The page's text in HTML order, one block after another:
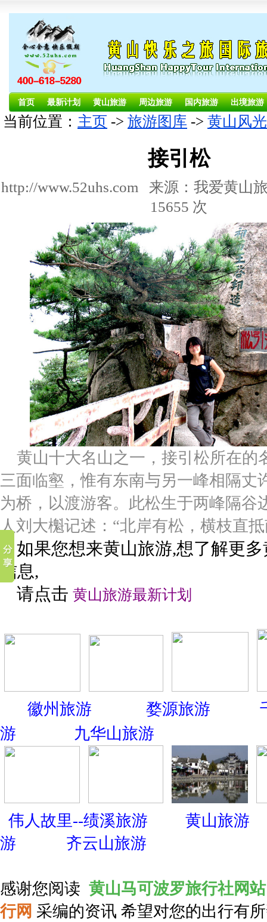
首页 最新计划 黄山旅游 周边旅游 国内旅游 出境旅游
当前位置： 主页 -> 旅游图库 -> 黄山风光
接引松
http://www.52uhs.com 来源：我爱黄山
15655 次
黄山十大名山之一，接引松所在的
三面临壑，惟有东南与另一峰相隔丈
为桥，以渡游客。此松生于两峰隔谷
人刘大櫆记述：“北岸有松，横枝直
如果您想来黄山旅游,想了解更多
信息,
请点击 黄山旅游最新计划
徽州旅游 婺源旅游
游
九华山旅游
伟人故里--绩溪旅游
黄山旅游
游
齐云山旅游
感谢您阅读 黄山马可波罗旅行社网站
行网 采编的资讯 希望对您的出行有